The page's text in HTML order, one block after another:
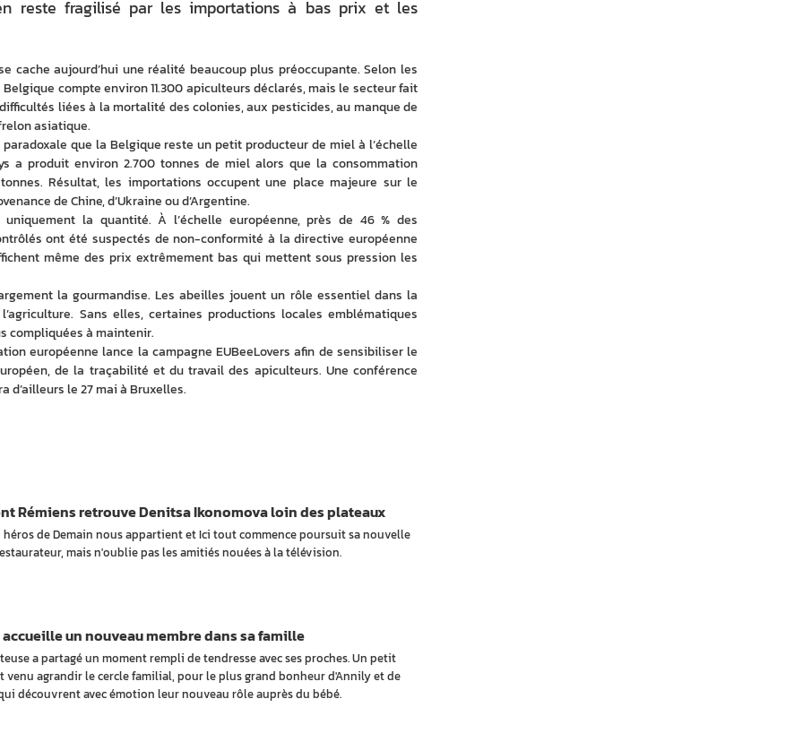
reste fragilisé par les importations à bas prix et les
cache aujourd’hui une réalité beaucoup plus préoccupante. Selon les
compte environ 11.300 apiculteurs déclarés, mais le secteur fait
liées à la mortalité des colonies, aux pesticides, au manque de
asiatique.
que la Belgique reste un petit producteur de miel à l’échelle
a produit environ 2.700 tonnes de miel alors que la consommation
Résultat, les importations occupent une place majeure sur le
de Chine, d’Ukraine ou d’Argentine.
la quantité. À l’échelle européenne, près de 46 % des
ont été suspectés de non-conformité à la directive européenne
même des prix extrêmement bas qui mettent sous pression les
la gourmandise. Les abeilles jouent un rôle essentiel dans la
Sans elles, certaines productions locales emblématiques
compliquées à maintenir.
européenne lance la campagne EUBeeLovers afin de sensibiliser le
de la traçabilité et du travail des apiculteurs. Une conférence
d’ailleurs le 27 mai à Bruxelles.
héros de Demain nous appartient et Ici tout commence poursuit sa nouvelle
mais n'oublie pas les amitiés nouées à la télévision.
Rémiens retrouve Denitsa Ikonomova loin des plateaux
a partagé un moment rempli de tendresse avec ses proches. Un petit
venu agrandir le cercle familial, pour le plus grand bonheur d'Annily et de
découvrent avec émotion leur nouveau rôle auprès du bébé.
un nouveau membre dans sa famille